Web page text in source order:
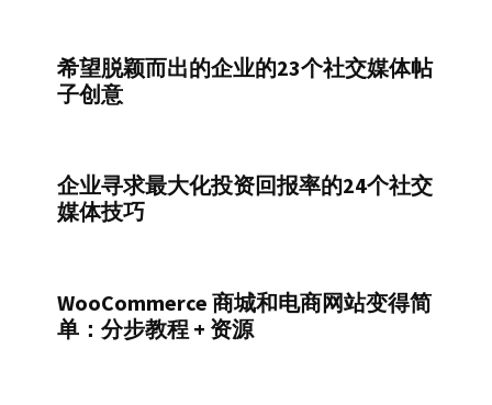
希望脱颖而出的企业的23个社交媒体帖
子创意
企业寻求最大化投资回报率的24个社交
媒体技巧
WooCommerce 商城和电商网站变得简
单：分步教程 + 资源